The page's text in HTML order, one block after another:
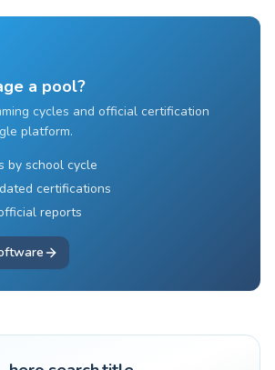
a pool?
cycles and official certification
platform.
by school cycle
certifications
reports